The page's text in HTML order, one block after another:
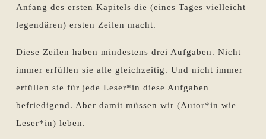
Anfang des ersten Kapitels die (eines Tages vielleicht
legendären) ersten Zeilen macht.
Diese Zeilen haben mindestens drei Aufgaben. Nicht
immer erfüllen sie alle gleichzeitig. Und nicht immer
erfüllen sie für jede Leser*in diese Aufgaben
befriedigend. Aber damit müssen wir (Autor*in wie
Leser*in) leben.